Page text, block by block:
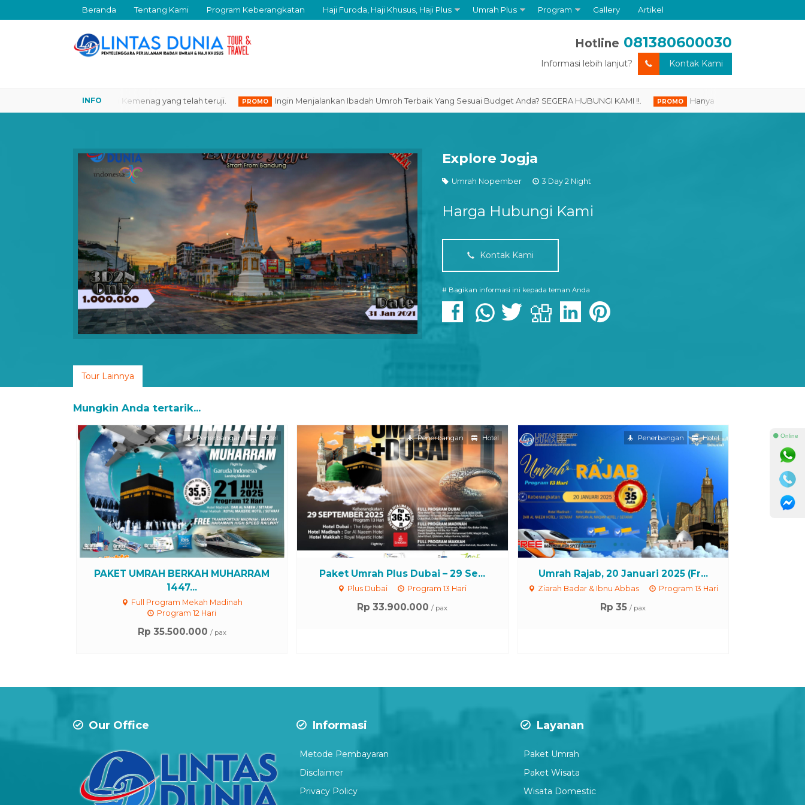
Beranda Tentang Kami Program Keberangkatan Haji Furoda, Haji Khusus, Haji Plus Umrah Plus Program Gallery Artikel
Hotline 081380600030
Informasi lebih lanjut? Kontak Kami
Biro Perjalanan Resmi Kemenag yang telah teruji. PROMO Ingin Menjalankan Ibadah Umroh Terbaik Yang Sesuai Budget Anda? SEGERA HUBUNGI KAMI !!. PROMO Hanya untuk anda yang DAFTAR
Explore Jogja
Umrah Nopember 3 Day 2 Night
Harga Hubungi Kami
Kontak Kami
# Bagikan informasi ini kepada teman Anda
Tour Lainnya
Mungkin Anda tertarik...
PAKET UMRAH BERKAH MUHARRAM
1447...
Full Program Mekah Madinah
Program 12 Hari
Rp 35.500.000 / pax
Penerbangan Hotel
Paket Umrah Plus Dubai – 29 Se...
Plus Dubai Program 13 Hari
Rp 33.900.000 / pax
Penerbangan Hotel
Umrah Rajab, 20 Januari 2025 (Fr...
Ziarah Badar & Ibnu Abbas Program 13 Hari
Rp 35 / pax
Penerbangan Hotel
Our Office Informasi
Metode Pembayaran
Disclaimer
Privacy Policy
Layanan
Paket Umrah
Paket Wisata
Wisata Domestic
⚫ Online